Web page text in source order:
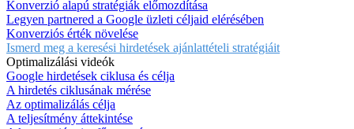
Konverzió alapú stratégiák előmozdítása
Legyen partnered a Google üzleti céljaid elérésében
Konverziós érték növelése
Ismerd meg a keresési hirdetések ajánlattételi stratégiáit
Optimalizálási videók
Google hirdetések ciklusa és célja
A hirdetés ciklusának mérése
Az optimalizálás célja
A teljesítmény áttekintése